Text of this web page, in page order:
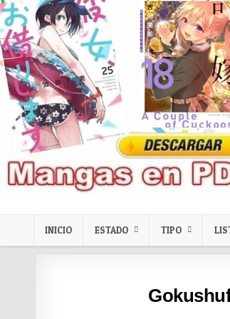
Skip to content
LexMangas
INICIO ESTADO TIPO